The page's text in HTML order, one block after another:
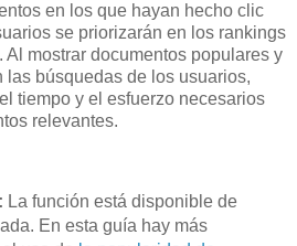
en los que hayan hecho clic
se priorizarán en los rankings
mostrar documentos populares y
las búsquedas de los usuarios,
tiempo y el esfuerzo necesarios
relevantes.
La función está disponible de
En esta guía hay más